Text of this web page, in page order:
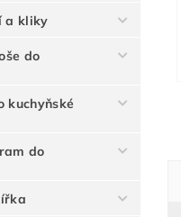
a kliky
do
kuchyňské
do